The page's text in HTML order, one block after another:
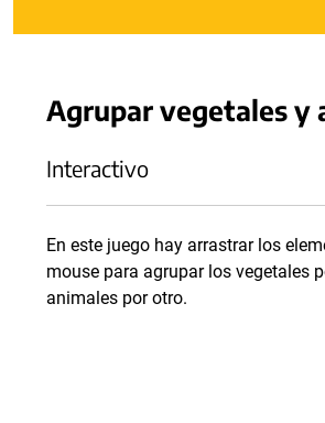
Agrupar vegetales y
Interactivo
En este juego hay arrastrar los
mouse para agrupar los vegetales
animales por otro.